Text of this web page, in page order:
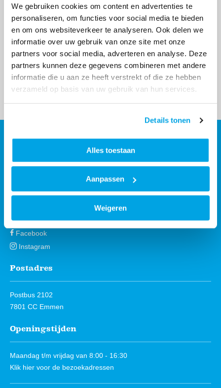
We gebruiken cookies om content en advertenties te
personaliseren, om functies voor social media te bieden
en om ons websiteverkeer te analyseren. Ook delen we
informatie over uw gebruik van onze site met onze
partners voor social media, adverteren en analyse. Deze
partners kunnen deze gegevens combineren met andere
informatie die u aan ze heeft verstrekt of die ze hebben
verzameld op basis van uw gebruik van hun services.
Details tonen
Alles toestaan
Aanpassen
Weigeren
Deel dit nieuws
Facebook LinkedIn
mailadres
Volgende
Overzicht
Vorige
Contactinformatie
Facebook
Instagram
Postadres
Postbus 2102
7801 CC Emmen
Openingstijden
Maandag t/m vrijdag van 8:00 - 16:30
Klik hier voor de bezoekadressen